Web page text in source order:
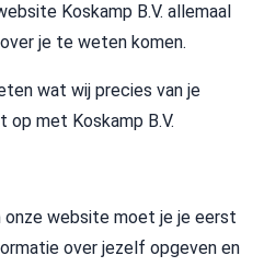
Koskamp B.V. allemaal
je te weten komen.
wat wij precies van je
op met Koskamp B.V.
onze website moet je je eerst
over jezelf opgeven en